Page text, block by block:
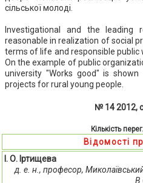
сільської молоді.
Investigational and the leading
reasonable in realization of social
terms of life and responsible public
On the example of public
university "Works good" is
projects for rural young people.
№ 14 2012,
Кількість
Відомості
І. О. Іртищева
д. е. н., професор,